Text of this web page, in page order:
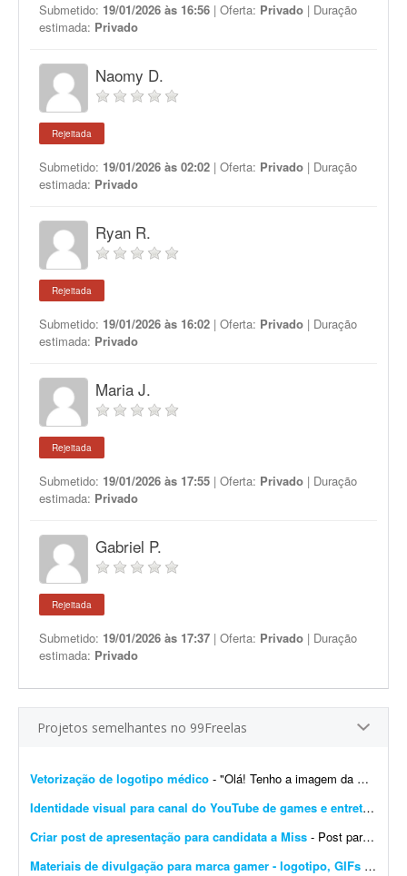
Submetido: 19/01/2026 às 16:56 | Oferta: Privado | Duração
estimada: Privado
Naomy D.
Rejeitada
Submetido: 19/01/2026 às 02:02 | Oferta: Privado | Duração
estimada: Privado
Ryan R.
Rejeitada
Submetido: 19/01/2026 às 16:02 | Oferta: Privado | Duração
estimada: Privado
Maria J.
Rejeitada
Submetido: 19/01/2026 às 17:55 | Oferta: Privado | Duração
estimada: Privado
Gabriel P.
Rejeitada
Submetido: 19/01/2026 às 17:37 | Oferta: Privado | Duração
estimada: Privado
Projetos semelhantes no 99Freelas
Vetorização de logotipo médico - "Olá! Tenho a imagem da minha logomarca recentemente alterada por IA em alta resolução, mas preciso do arquivo base vetorizado para garantir qualidade na reproduç&a...
Identidade visual para canal do YouTube de games e entretenimento
Criar post de apresentação para candidata a Miss - Post para candidata a Miss com a foto da candidata no centro, destacando sua beleza e contendo o nome Kaylana. O objetivo é apresentar a candidata e estimular a torcida.
Materiais de divulgação para marca gamer - logotipo, GIFs e banners